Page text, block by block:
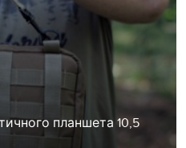
планшета 10,5